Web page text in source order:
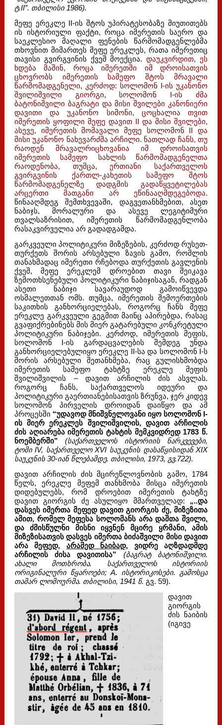
ტ.II”. თბილისი 1986).
მეფე ერეკლე II-ის შტოს უპირატესობაზე მიუთითებს
ის ისტორიული ფაქტი, როცა იმერეთის საერო და
საეკლესიო მაღალი ფენების წარმომადგენლებმა
თხოვნით მიმართეს მეფე ერეკლეს, რათა იმერეთიც
თავისი გვირგვინის ქვეშ მოექცია.დაუკვირდით, ეს
ხდება მაშინ, როცა იმერეთში იმ დროისათვის
ცხოვრობს იმერეთის სამეფო შტოს მრავალი
წარმომადგენელი, კერძოდ: სოლომონ I-ის უკანონო
შვილიშვილი გიორგი, სოლომონ I-ის ძმა
ბატონიშვილი ბაგრატი და მისი შვილები კანონიერი
დავითი და უკანონო სიმონი, ცოცხალია თვით
იმერეთის ყოფილი მეფე დავით II და მისი შვილები,
ასევე, იმერეთის მომავალი მეფე სოლომონ II და
მისი უკანონო ნახევარძმა არჩილი. ნათლად ჩანს, თუ
რაოდენ მრავალრიცხოვანია იმ დროისათვის
იმერეთის სამეფო სახლის წარმომადგენელთა
რაოდენობა, თუმცა, ერთიანი საქართველოს
გვირგვინის ქართლ-კახეთის სამეფო შტოს
წარმომადგენელზე დადგმის გადაწყვეტილებას
არცერთი მათგანი არ ეწინააღმდეგებოდა.
წინააღმდეგ შემთხვევაში, დაგვეთანხმებით, ასეთ
ნაბიჯს, მორალური და ასევე ლეგიტიმური
თვალსაზრისით, იმერეთის წარმომადგენლობა
რასაკვირველია არ გადადგამდა.
გარკვეული პოლიტიკური მიზეზების, კერძოდ რუსეთ-
თურქეთს შორის არსებული ზავის გამო, რომლის
თანახმადაც იმერეთი რჩებოდა თურქეთის გავლენის
ქვეშ, მეფე ერეკლემ დროებით თავი შეიკავა
ზემოთხსენებული პოლიტიკური ნაბიჯისაგან, რადგან
ასეთი ნაბიჯი სავარაუდოდ გამოიწვევდა
ოსმალეთთან ომს. თუმცა, იმერეთის შემოერთების
საკითხის განხორციელებას, როგორც ჩანს მეფე
ერეკლე გარკვეული გეგმით მაინც აპირებდა, რასაც
გვაფიქრებინებს მის მიერ გატარებული კონკრეტული
პოლიტიკური ნაბიჯები. კერძოდ, იმერეთის მეფის,
სოლომონ I-ის გარდაცვალების შემდეგ უნდა
განხორციელებულიყო ერეკლე II-სა და სოლომონ I-ს
შორის არსებული შეთანხმება, რაც გულისხმობდა
იმერეთის სამეფო ტახტზე ერეკლე მეფის
შვილიშვილის – დავით არჩილის ძის ასვლას.
როგორც ჩანს, საქართველოს იდეური და
პოლიტიკური გაერთიანებისათვის ზრუნვა, ჯერ კიდევ
სოლომონ პირველის დროიდან დაიწყო და ამ
პროცესში “უდავოდ მნიშვნელოვანი იყო სოლომონ I-
ის მიერ ერეკლეს შვილიშვილის, დავით არჩილის
ძის აღიარება იმერეთის ტახტის მემკვიდრედ 1783 წ.
ნოემბერში” (საქართველოს ისტორიის ნარკვევები,
ტომი IV, საქართველო XVI საუკუნის დასაწყისიდან XIX
საუკუნის 30-იან წლებამდე. თბილისი, 1973, გვ.722).
დავით არჩილის ძის მცირეწლოვნობის გამო, 1784
წელს, ერეკლე მეფემ თანხმობა მისცა იმერეთის
დიდებულებს, რომ დროებით იმერეთის ტახტზე
დავით გიორგის ძე ასულიყო მმართველად: „..და
დასვეს იმერთა მეფედ დავით გიორგის ძე, მიზეზითა
ამით, რომელ მეფესა სოლომანს არა დაშთა შვილი,
და ძმისწულნი მისნი იყვნენ მცირე ყრმანი, ამის
მიზეზისათვის დასვეს იმერთა ბიძაშვილი მისი დავით
არა მეფედ, არამედ ნაიბად, ვიდრე აღზდადმდე
არჩილის ძისა დავითისა”
(ბაგრატ ბატონიშვილი.
ახალი მოთხრობა. საქართველოს ისტორიის
ორიგინალური წყაროები; А. ისტორიკოსები. გამოსცა
თამარ ლომოურმა. თბილისი, 1941 წ. გვ. 59).
დავით
გიორგის
ძის ნაიბის
(იგივე